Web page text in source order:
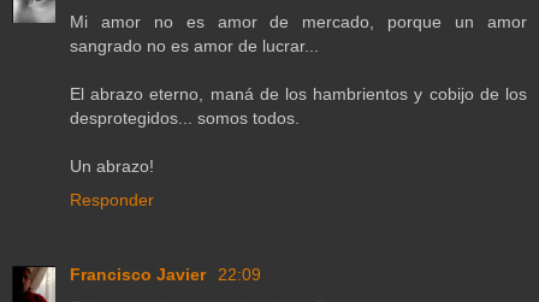
Mi amor no es amor de mercado, porque un amor
sangrado no es amor de lucrar...
El abrazo eterno, maná de los hambrientos y cobijo de los
desprotegidos... somos todos.
Un abrazo!
Responder
Francisco Javier
22:09